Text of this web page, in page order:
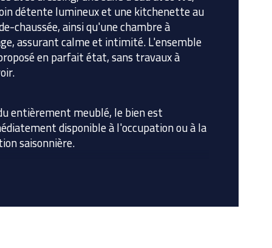
de niveaux
détente lumineux et une kitchenette au
chaussée, ainsi qu'une chambre à
assurant calme et intimité. L'ensemble
en parfait état, sans travaux à
entièrement meublé, le bien est
disponible à l'occupation ou à la
saisonnière.